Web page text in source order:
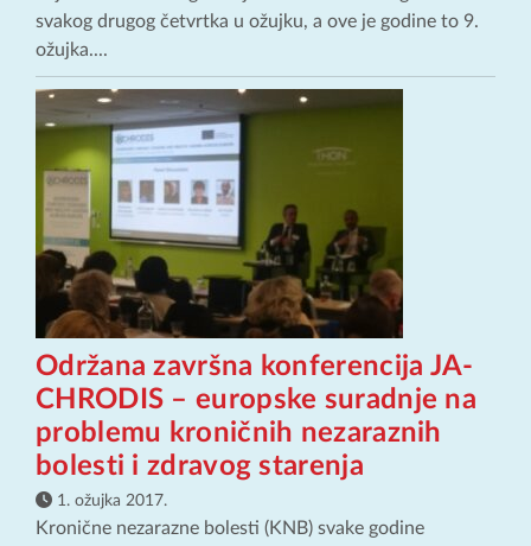
svakog drugog četvrtka u ožujku, a ove je godine to 9.
ožujka....
Održana završna konferencija JA-
CHRODIS – europske suradnje na
problemu kroničnih nezaraznih
bolesti i zdravog starenja
1. ožujka 2017.
Kronične nezarazne bolesti (KNB) svake godine